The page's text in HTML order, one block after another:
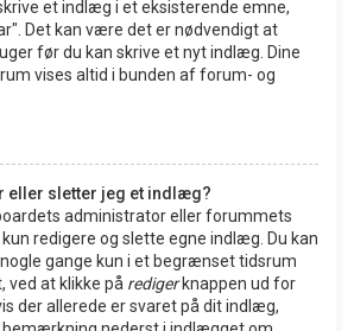
et indlæg i et eksisterende emne,
Det kan være det er nødvendigt at
før du kan skrive et nyt indlæg. Dine
vises altid i bunden af forum- og
eller sletter jeg et indlæg?
administrator eller forummets
redigere og slette egne indlæg. Du kan
gange kun i et begrænset tidsrum
ved at klikke på redigerknappen ud for
der allerede er svaret på dit indlæg,